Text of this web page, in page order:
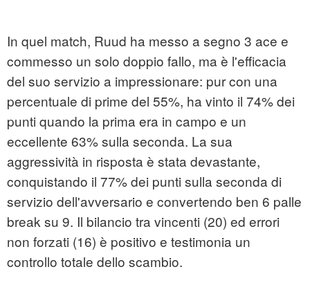
In quel match, Ruud ha messo a segno 3 ace e
commesso un solo doppio fallo, ma è l'efficacia
del suo servizio a impressionare: pur con una
percentuale di prime del 55%, ha vinto il 74% dei
punti quando la prima era in campo e un
eccellente 63% sulla seconda. La sua
aggressività in risposta è stata devastante,
conquistando il 77% dei punti sulla seconda di
servizio dell'avversario e convertendo ben 6 palle
break su 9. Il bilancio tra vincenti (20) ed errori
non forzati (16) è positivo e testimonia un
controllo totale dello scambio.